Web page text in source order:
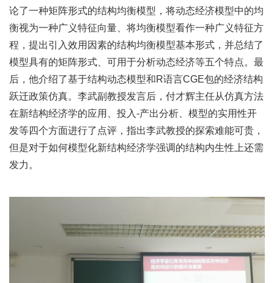
论了一种矩阵形式的结构均衡模型，将动态经济模型中的均
衡视为一种广义特征向量、将均衡模型看作一种广义特征方
程，提出引入效用因素的结构均衡模型基本形式，并总结了
模型具有的矩阵形式、可用于分析动态经济等五个特点。最
后，他介绍了基于结构动态模型和R语言CGE包的经济结构
跃迁政策仿真。李武副教授发言后，付才辉主任从仿真方法
在新结构经济学的应用、投入-产出分析、模型的实用性开
发等四个方面进行了点评，指出李武教授的探索难能可贵，
但是对于如何模型化新结构经济学强调的结构内生性上还需
发力。